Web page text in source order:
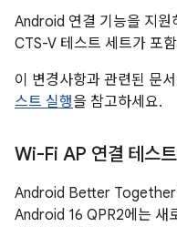
Android 연결 기능을 지
CTS-V 테스트 세트가 포
이 변경사항과 관련된 문
스트 실행을 참고하세요.
Wi-Fi AP 연결 테스
Android Better Together
Android 16 QPR2에는 새